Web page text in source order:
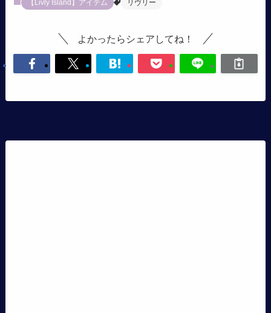
【Livly Island】アイテム リヴリー
よかったらシェアしてね！